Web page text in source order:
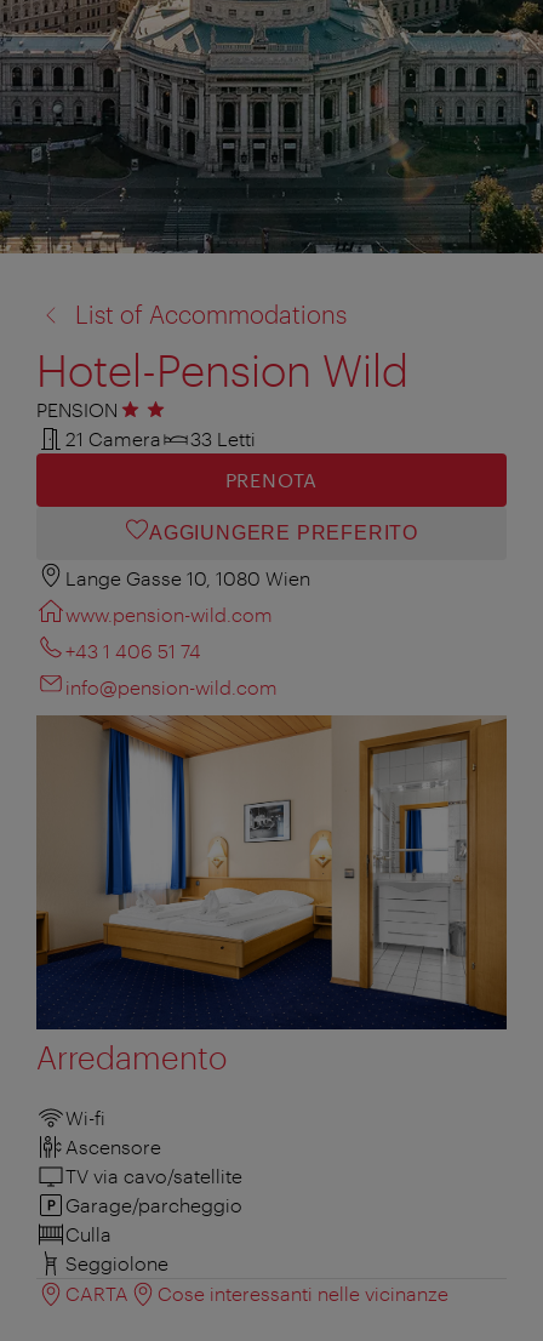
a:
List of Accommodations
Hotel-Pension Wild
PENSION 2 stelle
21 Camera
33 Letti
PRENOTA
AGGIUNGERE PREFERITO
Lange Gasse 10, 1080 Wien
www.pension-wild.com
+43 1 406 51 74
info@pension-wild.com
Arredamento
Wi-fi
Ascensore
TV via cavo/satellite
Garage/parcheggio
Culla
Seggiolone
CARTA
Cose interessanti nelle vicinanze